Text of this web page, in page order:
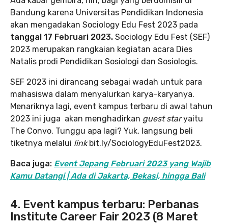
Bandung karena Universitas Pendidikan Indonesia
akan mengadakan Sociology Edu Fest 2023 pada
tanggal 17 Februari 2023. Sociology Edu Fest (SEF)
2023 merupakan rangkaian kegiatan acara Dies
Natalis prodi Pendidikan Sosiologi dan Sosiologis.
SEF 2023 ini dirancang sebagai wadah untuk para
mahasiswa dalam menyalurkan karya-karyanya.
Menariknya lagi, event kampus terbaru di awal tahun
2023 ini juga akan menghadirkan guest staryaitu
The Convo. Tunggu apa lagi? Yuk, langsung beli
tiketnya melalui link bit.ly/SociologyEduFest2023.
Baca juga: Event Jepang Februari 2023 yang Wajib
Kamu Datangi | Ada di Jakarta, Bekasi, hingga Bali
4. Event kampus terbaru: Perbanas
Institute Career Fair 2023 (8 Maret